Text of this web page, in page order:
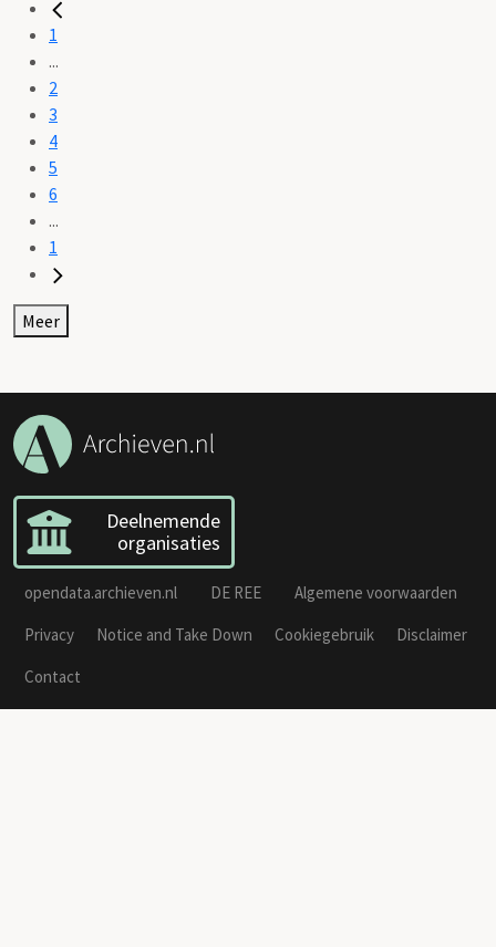
1
...
2
3
4
5
6
...
1
Meer
Deelnemende
organisaties
opendata.archieven.nl DE REE
Algemene voorwaarden
Privacy
Notice and Take Down Cookiegebruik
Disclaimer
Contact